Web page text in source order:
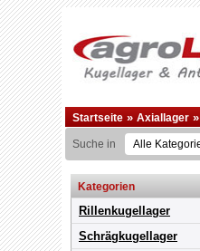
Startseite » Axiallager »
Suche in
Kategorien
Rillenkugellager
Schrägkugellager